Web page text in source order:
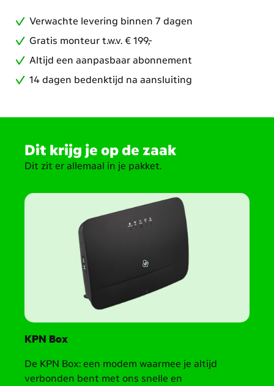
Verwachte levering binnen 7 dagen
Gratis monteur t.w.v. € 199,-
Altijd een aanpasbaar abonnement
14 dagen bedenktijd na aansluiting
beneden.
Heropen
headings
Dit krijg je op de zaak
Dit zit er allemaal in je pakket.
KPN Box
De KPN Box: een modem waarmee je altijd
verbonden bent met ons snelle en